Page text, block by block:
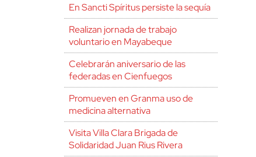
En Sancti Spíritus persiste la sequía
Realizan jornada de trabajo
voluntario en Mayabeque
Celebrarán aniversario de las
federadas en Cienfuegos
Promueven en Granma uso de
medicina alternativa
Visita Villa Clara Brigada de
Solidaridad Juan Rius Rivera